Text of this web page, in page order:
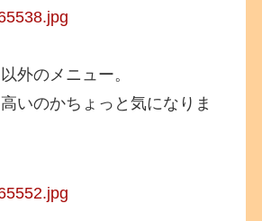
外のメニュー。
いのかちょっと気になりま